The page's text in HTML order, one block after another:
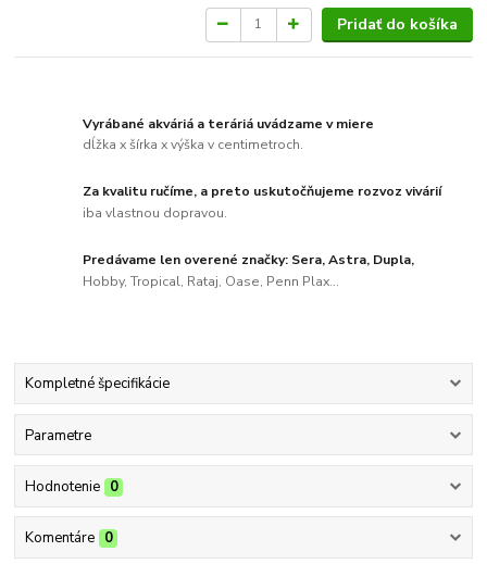
Pridať do košíka
Vyrábané akváriá a teráriá uvádzame v miere
dĺžka x šírka x výška v centimetroch.
Za kvalitu ručíme, a preto uskutočňujeme rozvoz vivárií
iba vlastnou dopravou.
Predávame len overené značky: Sera, Astra, Dupla,
Hobby, Tropical, Rataj, Oase, Penn Plax...
Kompletné špecifikácie
Parametre
Hodnotenie 0
Komentáre 0